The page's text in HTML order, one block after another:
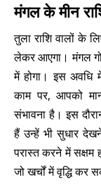
मंगल के मीन
तुला राशि वालों के
लेकर आएगा। मंगल
में होगा। इस अवधि
काम पर, आपको
संभावना है। इस
हैं उन्हें भी सुधार
परास्त करने में
जो खर्चों में वृद्धि कर